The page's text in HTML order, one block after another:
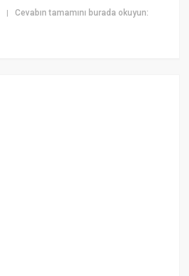
|Cevabın tamamını burada okuyun: